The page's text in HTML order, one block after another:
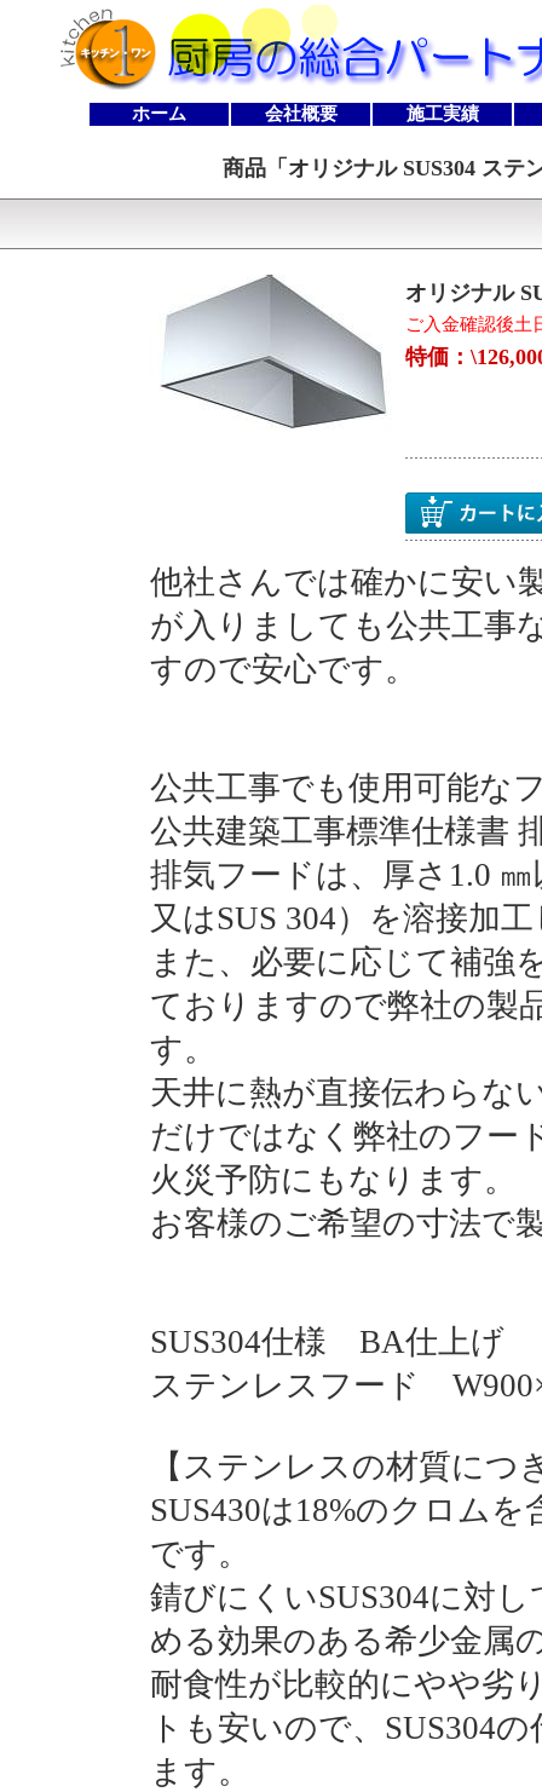
ホーム 会社概要 施工実績
商品「 オリジナル SUS304 ス
オリジナル
ご入金確認後土
特価：
他社さんでは確かに安い
が入りましても公共工事
すので安心です。
公共工事でも使用可能な
公共建築工事標準仕様書
排気フードは、厚さ1.0
又はSUS 304）を溶接加
また、必要に応じて補強
ておりますので弊社の製
す。
天井に熱が直接伝わらな
だけではなく弊社のフー
火災予防にもなります。
お客様のご希望の寸法で
SUS304仕様 BA仕上げ
ステンレスフード
【ステンレスの材質につ
SUS430は18%のクロム
です。
錆びにくいSUS304に対
める効果のある希少金属
耐食性が比較的にやや劣
トも安いので、SUS304
ます。